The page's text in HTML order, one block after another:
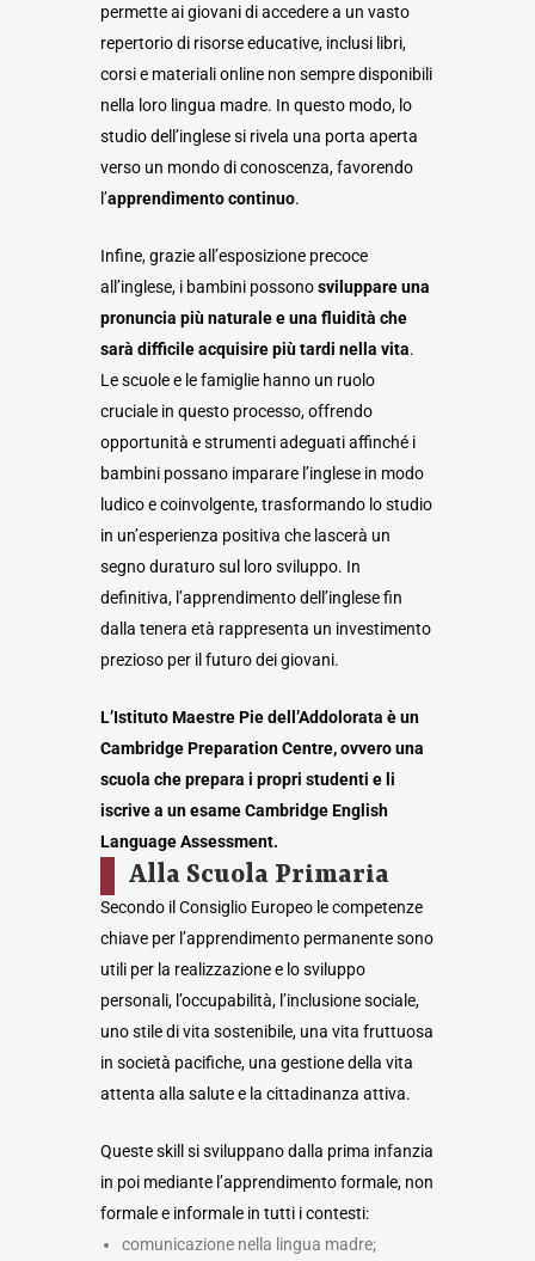
permette ai giovani di accedere a un vasto
repertorio di risorse educative, inclusi libri,
corsi e materiali online non sempre disponibili
nella loro lingua madre. In questo modo, lo
studio dell’inglese si rivela una porta aperta
verso un mondo di conoscenza, favorendo
l’apprendimento continuo.
Infine, grazie all’esposizione precoce
all’inglese, i bambini possonosviluppare una
pronuncia più naturale e una fluidità che
sarà difficile acquisire più tardi nella vita.
Le scuole e le famiglie hanno un ruolo
cruciale in questo processo, offrendo
opportunità e strumenti adeguati affinché i
bambini possano imparare l’inglese in modo
ludico e coinvolgente, trasformando lo studio
in un’esperienza positiva che lascerà un
segno duraturo sul loro sviluppo. In
definitiva, l’apprendimento dell’inglese fin
dalla tenera età rappresenta un investimento
prezioso per il futuro dei giovani.
L’Istituto Maestre Pie dell’Addolorata è un
Cambridge Preparation Centre, ovvero una
scuola che prepara i propri studenti e li
iscrive a un esame Cambridge English
Language Assessment.
Alla Scuola Primaria
Secondo il Consiglio Europeo le competenze
chiave per l’apprendimento permanente sono
utili per la realizzazione e lo sviluppo
personali, l’occupabilità, l’inclusione sociale,
uno stile di vita sostenibile, una vita fruttuosa
in società pacifiche, una gestione della vita
attenta alla salute e la cittadinanza attiva.
Queste skill si sviluppano dalla prima infanzia
in poi mediante l’apprendimento formale, non
formale e informale in tutti i contesti:
comunicazione nella lingua madre;